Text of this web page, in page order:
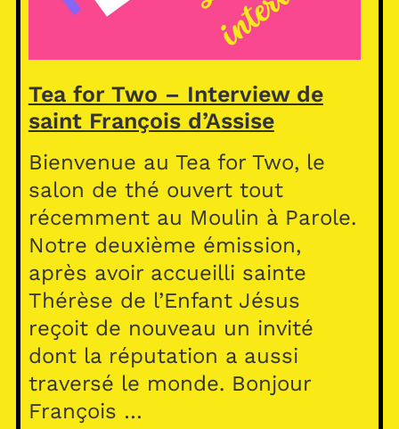
Tea for Two – Interview de
saint François d’Assise
Bienvenue au Tea for Two, le
salon de thé ouvert tout
récemment au Moulin à Parole.
Notre deuxième émission,
après avoir accueilli sainte
Thérèse de l’Enfant Jésus
reçoit de nouveau un invité
dont la réputation a aussi
traversé le monde. Bonjour
François …